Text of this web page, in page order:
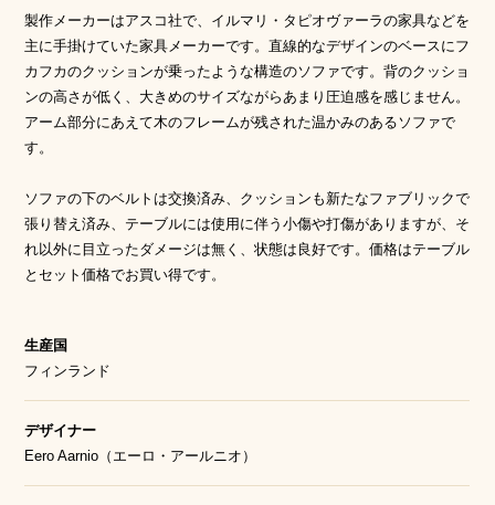
製作メーカーはアスコ社で、イルマリ・タピオヴァーラの家具などを
主に手掛けていた家具メーカーです。直線的なデザインのベースにフ
カフカのクッションが乗ったような構造のソファです。背のクッショ
ンの高さが低く、大きめのサイズながらあまり圧迫感を感じません。
アーム部分にあえて木のフレームが残された温かみのあるソファで
す。
ソファの下のベルトは交換済み、クッションも新たなファブリックで
張り替え済み、テーブルには使用に伴う小傷や打傷がありますが、そ
れ以外に目立ったダメージは無く、状態は良好です。価格はテーブル
とセット価格でお買い得です。
生産国
フィンランド
デザイナー
Eero Aarnio（エーロ・アールニオ）